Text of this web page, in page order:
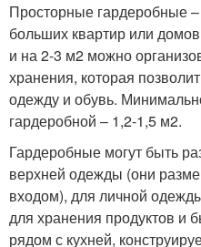
Просторные гардеробные
больших квартир или
и на 2-3 м2 можно
хранения, которая
одежду и обувь.
гардеробной – 1,2-1,5 м2.
Гардеробные могут быть
верхней одежды (они
входом), для личной
для хранения продуктов и
рядом с кухней,